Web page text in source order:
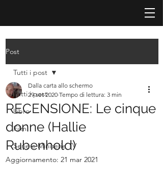
Post
Tutti i post
Libro
Film
Serie e Miniserie TV
Tutti i post
RECENSIONE: Le cinque
donne (Hallie
Rubenhold)
Dalla carta allo schermo
29 set 2020 Tempo di lettura: 3 min
Aggiornamento: 21 mar 2021